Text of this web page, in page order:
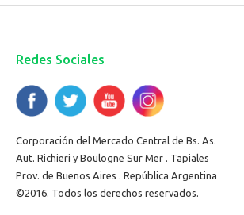
Redes Sociales
Corporación del Mercado Central de Bs. As.
Aut. Richieri y Boulogne Sur Mer . Tapiales
Prov. de Buenos Aires . República Argentina
©2016. Todos los derechos reservados.